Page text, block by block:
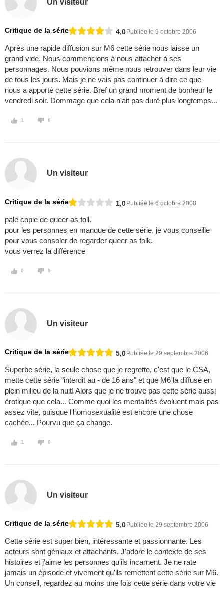
Critique de la série 4,0 Publiée le 9 octobre 2006
Après une rapide diffusion sur M6 cette série nous laisse un
grand vide. Nous commencions à nous attacher à ses
personnages. Nous pouvions même nous retrouver dans leur vie
de tous les jours. Mais je ne vais pas continuer à dire ce que
nous a apporté cette série. Bref un grand moment de bonheur le
vendredi soir. Dommage que cela n'ait pas duré plus longtemps...
1 0
Un visiteur
Critique de la série 1,0 Publiée le 6 octobre 2008
pale copie de queer as foll.
pour les personnes en manque de cette série, je vous conseille
pour vous consoler de regarder queer as folk.
vous verrez la différence
0 9
Un visiteur
Critique de la série 5,0 Publiée le 29 septembre 2006
Superbe série, la seule chose que je regrette, c'est que le CSA,
mette cette série "interdit au - de 16 ans" et que M6 la diffuse en
plein milieu de la nuit! Alors que je ne trouve pas cette série aussi
érotique que cela... Comme quoi les mentalités évoluent mais pas
assez vite, puisque l'homosexualité est encore une chose
cachée... Pourvu que ça change.
1 0
Un visiteur
Critique de la série 5,0 Publiée le 29 septembre 2006
Cette série est super bien, intéressante et passionnante. Les
acteurs sont géniaux et attachants. J'adore le contexte de ses
histoires et j'aime les personnes qu'ils incarnent. Je ne rate
jamais un épisode et vivement qu'ils remettent cette série sur M6.
Un conseil, regardez au moins une fois cette série dans votre vie